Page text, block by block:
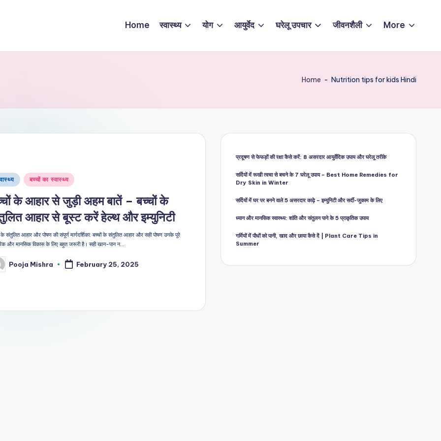
Home स्वास्थ्य योग आयुर्वेद घरेलू उपचार जीवनशैली More
Home - Nutrition tips for kids Hindi
बच्चों का स्वास्थ्य
के आहार से जुड़ी अहम बातें – बच्चों के
आहार से बूस्ट करें हेल्थ और इम्युनिटी
के संतुलित आहार और पोषण की संपूर्ण मार्गदर्शिका: बच्चों के संतुलित आहार और सही पोषण उनके पूरे
और मानसिक विकास के लिए बहुत जरूरी है। सही खान-पान न…
Pooja Mishra February 25, 2025
प्रदूषण से फेफड़ों की रक्षा कैसे करें: 8 असरदार आयुर्वेदिक उपाय और घरेलू तरीके
सर्दियों में रूखी त्वचा से बचने के 7 घरेलू उपाय – Best Home Remedies for
Dry Skin in Winter
सर्दियों में घर पर बनने वाले 5 असरदार काढ़े – इम्युनिटी और सर्दी-जुकाम के लिए
ध्यान और मानसिक स्वास्थ्य: शांति और संतुलन पाने के 5 प्राकृतिक उपाय
गर्मियों में पौधों को पानी, खाद और छाया कैसे दें | Plant Care Tips in
Summer